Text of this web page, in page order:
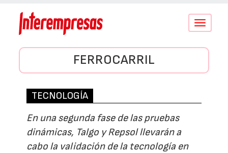
Conmutar
FERROCARRIL
TECNOLOGÍA
En una segunda fase de las pruebas
dinámicas, Talgo y Repsol llevarán a
cabo la validación de la tecnología en